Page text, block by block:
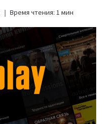
Время чтения: 1 мин